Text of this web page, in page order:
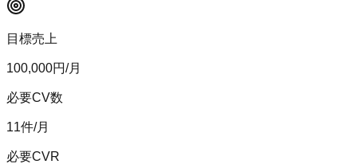
目標売上
100,000円/月
必要CV数
11件/月
必要CVR